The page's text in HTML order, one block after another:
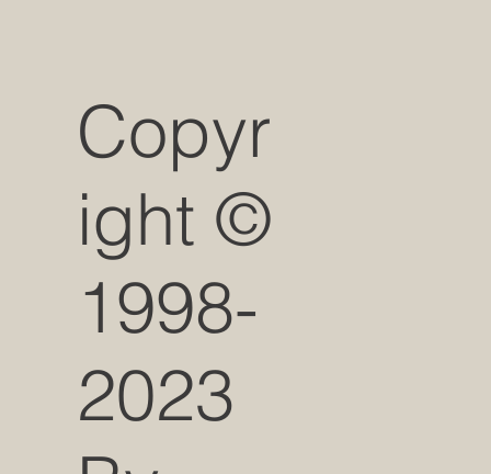
Copyr
ight ©
1998-
2023